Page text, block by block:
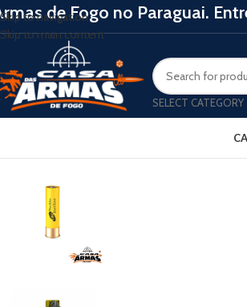
Skip to navigation
Skip to main content
de Fogo no Paraguai.
SELECT CATEGORY